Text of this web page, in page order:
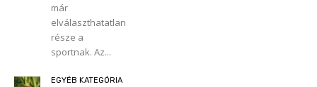
már
elválaszthatatlan
része a
sportnak. Az...
EGYÉB KATEGÓRIA